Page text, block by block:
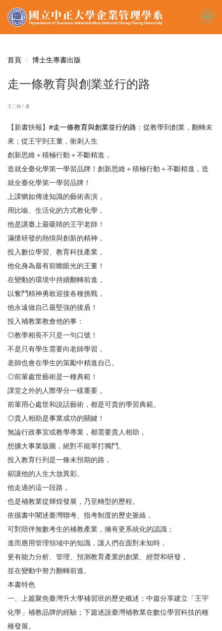
到
容
首頁 博士生專書出版
走一條教育與創業並行的路
王〇旭 / 著
【新書快報】 #走一條教育與創業並行的路 ：從教學到創業，翻轉未
來；從王宇到王董，衝刺人生
創新思維＋積極行動＋不斷精進，
造就全臺化學第一學習品牌！創新思維＋積極行動＋不斷精進，造
就全臺化學第一學習品牌！
上課猶如傳達知識的藝術表演，
用比喻、生活化的方式教化學，
他是講臺上最吸睛的王宇老師！
滿懷研發的熱情與創新的精神，
投入數位學習、教育科技產業，
他化身為最有前瞻眼光的王董！
在變動的環境中持續翻轉前進，
以奮鬥精神勇敢迎接各種挑戰，
他永遠做自己最堅強的後盾！
投入補教業教會他的事：
◎教學相長不只是一句口號！
不是只有學生需要向老師學習，
老師也會在學生的策勵中精進自己。
◎前輩處世藝術是一種典範！
課堂之外的人際學分一樣重要，
前輩用心處世和說話藝術，都是可貴的學習典範。
◎貴人相助是事業成功的關鍵！
無論行政事宜或教學專業，都需要貴人相助，
想擴大事業版圖，絕對不能單打獨鬥。
投入教育行列是一條未預期的路，
卻讓他的人生大放異彩。
他走過的這一段路，
也是補教業從輝煌發展，乃至轉型的歷程。
依循書中闡述臺灣聯考、指考制度的歷史脈絡，
可對陪伴無數考生的補教產業，擁有更系統化的認識；
進而應用管理領域中的知識，讓人們在面對未知時，
更有能力分析、管理、預測教育產業的創業、經營和研發，
並在變動中努力翻轉前進。
本書特色
一、上篇聚焦臺灣升大學補習班的歷史概述；中篇分享建立「王宇
化學」補教品牌的經驗；下篇述說臺灣補教業在數位學習科技的種
種發展。